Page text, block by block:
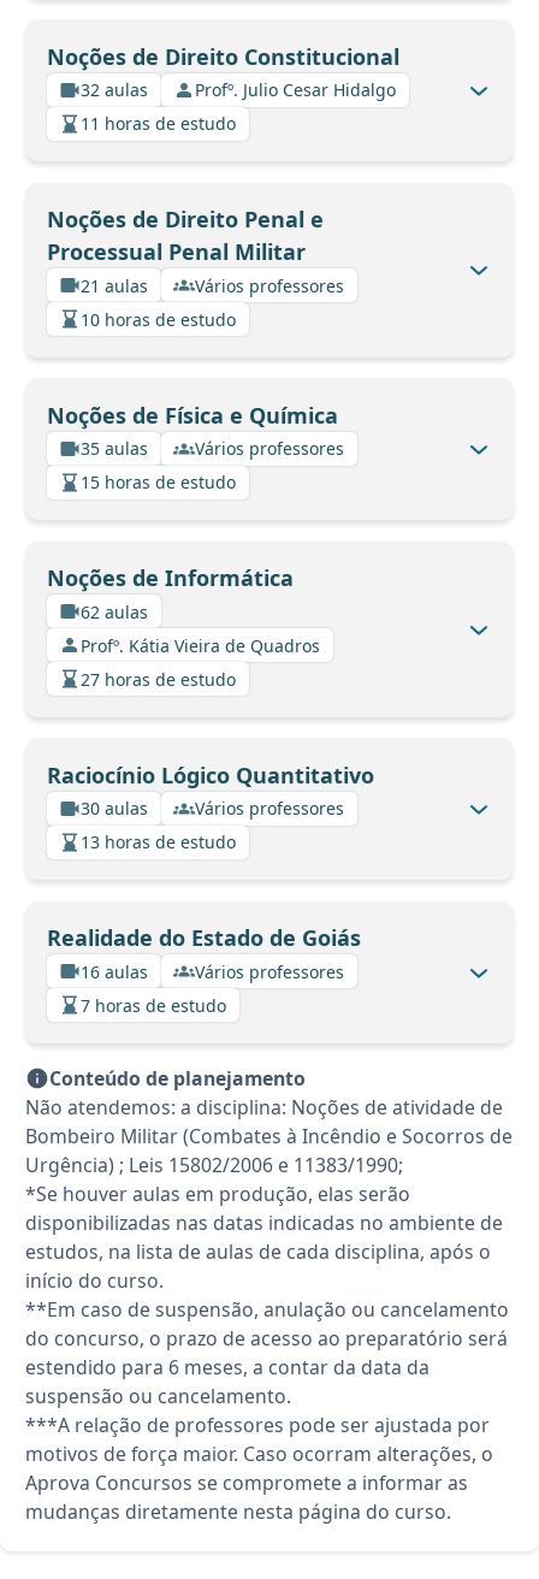
Noções de Direito Constitucional
32 aulas
Profº. Julio Cesar Hidalgo
11 horas de estudo
Noções de Direito Penal e
Processual Penal Militar
21 aulas
Vários professores
10 horas de estudo
Noções de Física e Química
35 aulas
Vários professores
15 horas de estudo
Noções de Informática
62 aulas
Profº. Kátia Vieira de Quadros
27 horas de estudo
Raciocínio Lógico Quantitativo
30 aulas
Vários professores
13 horas de estudo
Realidade do Estado de Goiás
16 aulas
Vários professores
7 horas de estudo
Conteúdo de planejamento
Não atendemos: a disciplina: Noções de atividade de
Bombeiro Militar (Combates à Incêndio e Socorros de
Urgência) ; Leis 15802/2006 e 11383/1990;
*Se houver aulas em produção, elas serão
disponibilizadas nas datas indicadas no ambiente de
estudos, na lista de aulas de cada disciplina, após o
início do curso.
**Em caso de suspensão, anulação ou cancelamento
do concurso, o prazo de acesso ao preparatório será
estendido para 6 meses, a contar da data da
suspensão ou cancelamento.
***A relação de professores pode ser ajustada por
motivos de força maior. Caso ocorram alterações, o
Aprova Concursos se compromete a informar as
mudanças diretamente nesta página do curso.